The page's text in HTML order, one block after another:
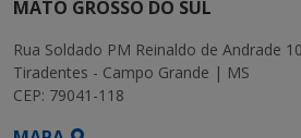
MATO GROSSO DO SUL
Rua Soldado PM Reinaldo de Andrade
Tiradentes - Campo Grande | MS
CEP: 79041-118